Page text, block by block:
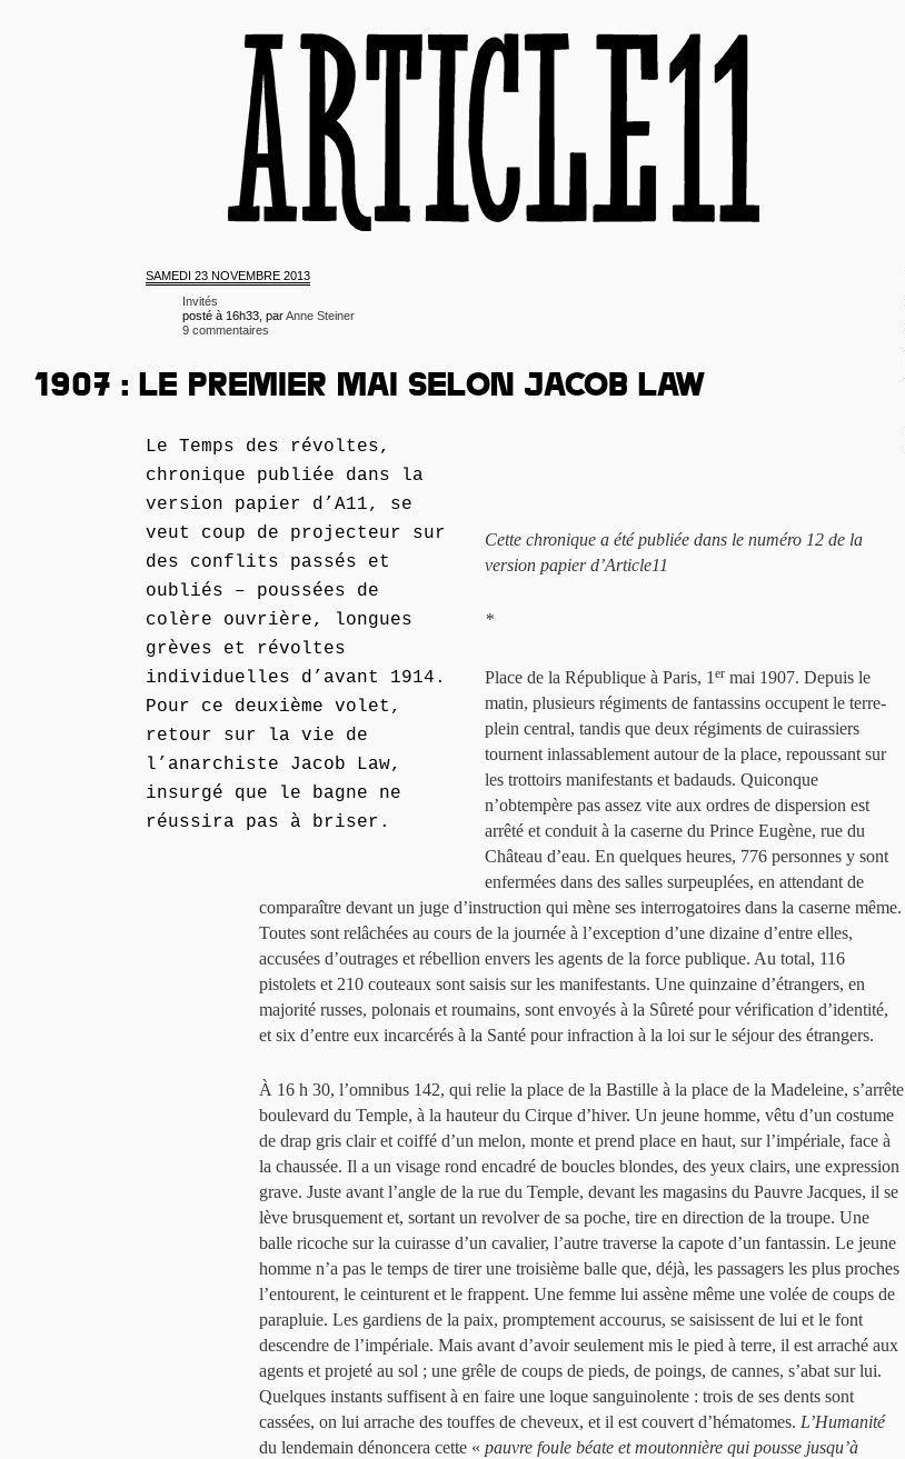
SAMEDI 23 NOVEMBRE 2013
Invités
posté à 16h33, parAnne Steiner
9 commentaires
1907 : LE PREMIER MAI SELON JACOB LAW
Le Temps des révoltes,
chronique publiée dans la
version papier d’A11, se
veut coup de projecteur sur
des conflits passés et
oubliés – poussées de
colère ouvrière, longues
grèves et révoltes
individuelles d’avant 1914.
Pour ce deuxième volet,
retour sur la vie de
l’anarchiste Jacob Law,
insurgé que le bagne ne
réussira pas à briser.
Cette chronique a été publiée dans le numéro 12 de la
version papier d’Article11
*
Place de la République à Paris, 1 er mai 1907. Depuis le
matin, plusieurs régiments de fantassins occupent le terre-
plein central, tandis que deux régiments de cuirassiers
tournent inlassablement autour de la place, repoussant sur
les trottoirs manifestants et badauds. Quiconque
n’obtempère pas assez vite aux ordres de dispersion est
arrêté et conduit à la caserne du Prince Eugène, rue du
Château d’eau. En quelques heures, 776 personnes y sont
enfermées dans des salles surpeuplées, en attendant de
comparaître devant un juge d’instruction qui mène ses interrogatoires dans la caserne même.
Toutes sont relâchées au cours de la journée à l’exception d’une dizaine d’entre elles,
accusées d’outrages et rébellion envers les agents de la force publique. Au total, 116
pistolets et 210 couteaux sont saisis sur les manifestants. Une quinzaine d’étrangers, en
majorité russes, polonais et roumains, sont envoyés à la Sûreté pour vérification d’identité,
et six d’entre eux incarcérés à la Santé pour infraction à la loi sur le séjour des étrangers.
À 16 h 30, l’omnibus 142, qui relie la place de la Bastille à la place de la Madeleine, s’arrête
boulevard du Temple, à la hauteur du Cirque d’hiver. Un jeune homme, vêtu d’un costume
de drap gris clair et coiffé d’un melon, monte et prend place en haut, sur l’impériale, face à
la chaussée. Il a un visage rond encadré de boucles blondes, des yeux clairs, une expression
grave. Juste avant l’angle de la rue du Temple, devant les magasins du Pauvre Jacques, il se
lève brusquement et, sortant un revolver de sa poche, tire en direction de la troupe. Une
balle ricoche sur la cuirasse d’un cavalier, l’autre traverse la capote d’un fantassin. Le jeune
homme n’a pas le temps de tirer une troisième balle que, déjà, les passagers les plus proches
l’entourent, le ceinturent et le frappent. Une femme lui assène même une volée de coups de
parapluie. Les gardiens de la paix, promptement accourus, se saisissent de lui et le font
descendre de l’impériale. Mais avant d’avoir seulement mis le pied à terre, il est arraché aux
agents et projeté au sol ; une grêle de coups de pieds, de poings, de cannes, s’abat sur lui.
Quelques instants suffisent à en faire une loque sanguinolente : trois de ses dents sont
cassées, on lui arrache des touffes de cheveux, et il est couvert d’hématomes. L’Humanité
du lendemain dénoncera cette « pauvre foule béate et moutonnière qui pousse jusqu’à